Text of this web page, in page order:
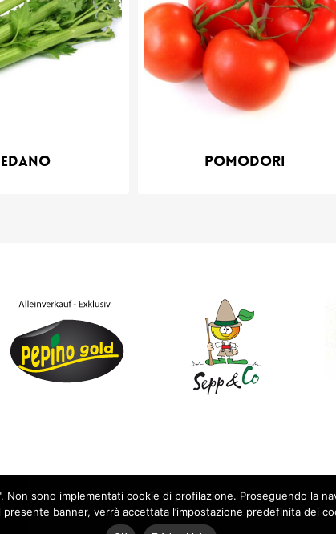
Pomodori
sono implementati cookie di profilazione. Proseguendo la
banner, verrà accettata l’impostazione predefinita dei